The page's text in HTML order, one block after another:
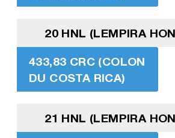
20 HNL (LEMPIRA
433,83 CRC (COLON
DU COSTA RICA)
21 HNL (LEMPIRA